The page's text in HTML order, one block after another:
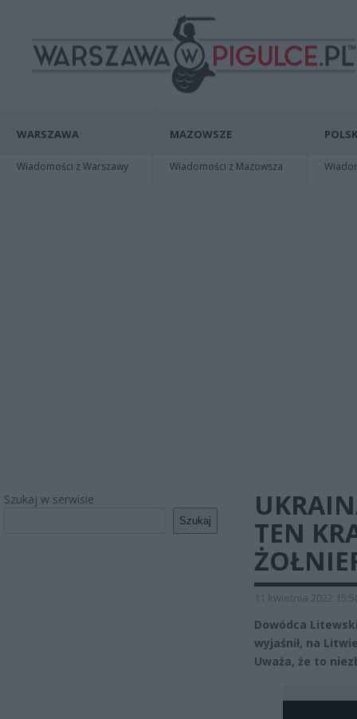
WARSZAWA
Wiadomości z Warszawy
MAZOWSZE
Wiadomości z Mazowsza
Szukaj w serwisie
Szukaj
TEN
11 kwietnia 2022
Dowódca
wyjaśnił, na
Uważa, że to